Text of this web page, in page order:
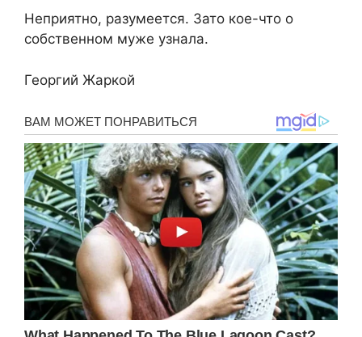
Неприятно, разумеется. Зато кое-что о
собственном муже узнала.
Георгий Жаркой